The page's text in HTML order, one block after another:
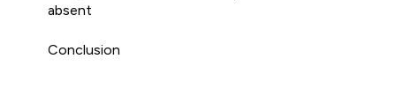
absent
Conclusion